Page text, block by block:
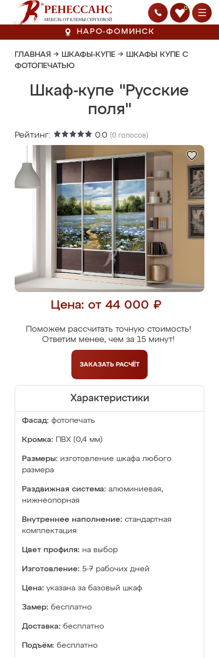
0
НАРО-ФОМИНСК
ГЛАВНАЯ → ШКАФЫ-КУПЕ → ШКАФЫ КУПЕ С
ФОТОПЕЧАТЬЮ
Шкаф-купе "Русские
поля"
Рейтинг: 0.0 (0 голосов)
Цена: от 44 000 ₽
Поможем рассчитать точную стоимость!
Ответим менее, чем за 15 минут!
ЗАКАЗАТЬ РАСЧЁТ
Характеристики
Фасад: фотопечать
Кромка: ПВХ (0,4 мм)
Размеры: изготовление шкафа любого
размера
Раздвижная система: алюминиевая,
нижнеопорная
Внутреннее наполнение: стандартная
комплектация
Цвет профиля: на выбор
Изготовление: 5-7 рабочих дней
Цена: указана за базовый шкаф
Замер: бесплатно
Доставка: бесплатно
Подъём: бесплатно